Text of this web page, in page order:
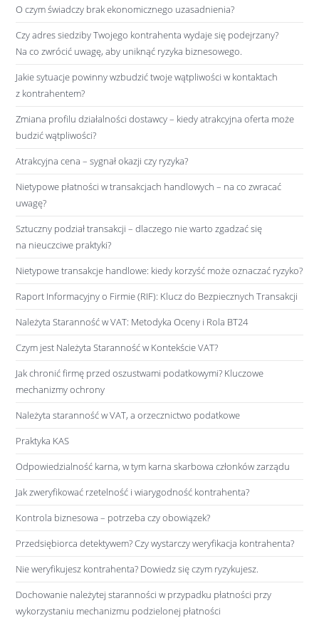
O czym świadczy brak ekonomicznego uzasadnienia?
Czy adres siedziby Twojego kontrahenta wydaje się podejrzany?
Na co zwrócić uwagę, aby uniknąć ryzyka biznesowego.
Jakie sytuacje powinny wzbudzić twoje wątpliwości w kontaktach
z kontrahentem?
Zmiana profilu działalności dostawcy – kiedy atrakcyjna oferta może
budzić wątpliwości?
Atrakcyjna cena – sygnał okazji czy ryzyka?
Nietypowe płatności w transakcjach handlowych – na co zwracać
uwagę?
Sztuczny podział transakcji – dlaczego nie warto zgadzać się
na nieuczciwe praktyki?
Nietypowe transakcje handlowe: kiedy korzyść może oznaczać ryzyko?
Raport Informacyjny o Firmie (RIF): Klucz do Bezpiecznych Transakcji
Należyta Staranność w VAT: Metodyka Oceny i Rola BT24
Czym jest Należyta Staranność w Kontekście VAT?
Jak chronić firmę przed oszustwami podatkowymi? Kluczowe
mechanizmy ochrony
Należyta staranność w VAT, a orzecznictwo podatkowe
Praktyka KAS
Odpowiedzialność karna, w tym karna skarbowa członków zarządu
Jak zweryfikować rzetelność i wiarygodność kontrahenta?
Kontrola biznesowa – potrzeba czy obowiązek?
Przedsiębiorca detektywem? Czy wystarczy weryfikacja kontrahenta?
Nie weryfikujesz kontrahenta? Dowiedz się czym ryzykujesz.
Dochowanie należytej staranności w przypadku płatności przy
wykorzystaniu mechanizmu podzielonej płatności